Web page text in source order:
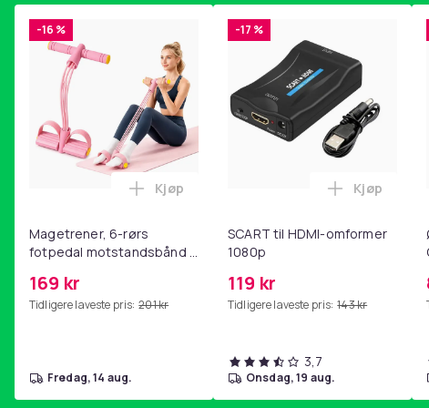
-16 %
Magetrener, 6-rørs
fotpedal motstandsbånd -
yoga og
hjemmegymnastikk Pink
169 kr
Tidligere laveste pris: 201 kr
Legg Magetrener, 6-rørs fotpedal
Kjøp
fredag, 14 aug.
-17 %
SCART til HDMI-omformer
1080p
119 kr
Tidligere laveste pris: 143 kr
Legg
Kjøp
3,7
onsdag, 19 aug.